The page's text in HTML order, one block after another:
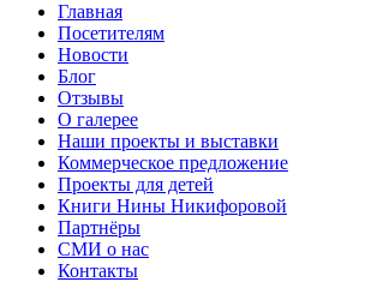
Главная
Посетителям
Новости
Блог
Отзывы
О галерее
Наши проекты и выставки
Коммерческое предложение
Проекты для детей
Книги Нины Никифоровой
Партнёры
СМИ о нас
Контакты